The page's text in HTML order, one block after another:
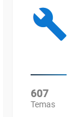
607
Temas